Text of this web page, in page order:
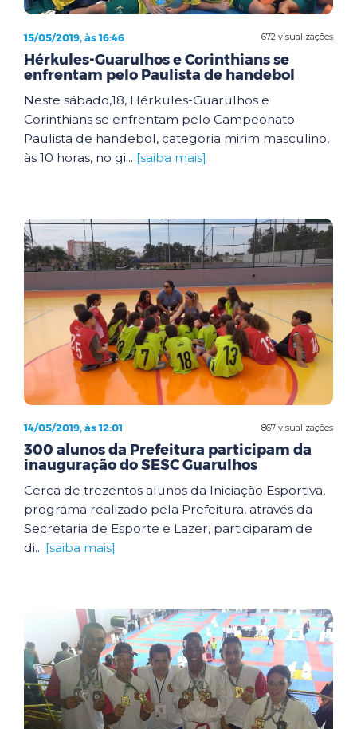
672 visualizações
15/05/2019, às 16:46
Hérkules-Guarulhos e Corinthians se
enfrentam pelo Paulista de handebol
Neste sábado,18, Hérkules-Guarulhos e
Corinthians se enfrentam pelo Campeonato
Paulista de handebol, categoria mirim masculino,
às 10 horas, no gi... [saiba mais]
867 visualizações
14/05/2019, às 12:01
300 alunos da Prefeitura participam da
inauguração do SESC Guarulhos
Cerca de trezentos alunos da Iniciação Esportiva,
programa realizado pela Prefeitura, através da
Secretaria de Esporte e Lazer, participaram de
di... [saiba mais]